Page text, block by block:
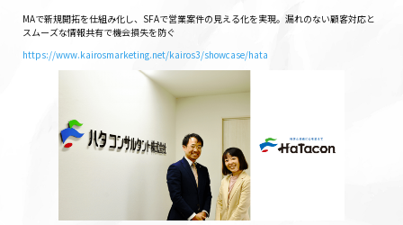
MAで新規開拓を仕組み化し、SFAで営業案件の見える化を実現。漏れのない顧客対応と
スムーズな情報共有で機会損失を防ぐ
https://www.kairosmarketing.net/kairos3/showcase/hata